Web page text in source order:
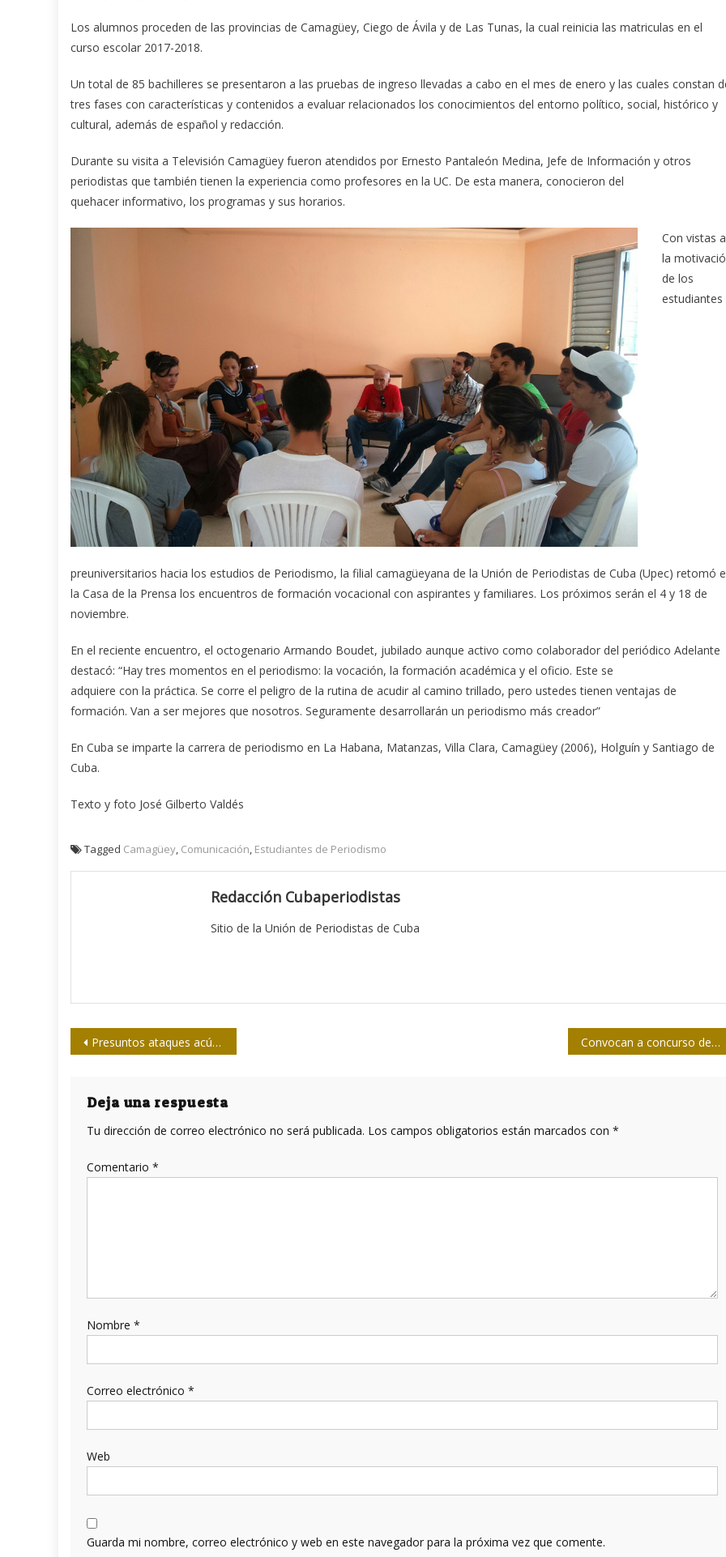
Los alumnos proceden de las provincias de Camagüey, Ciego de Ávila y de Las Tunas, la cual reinicia las matriculas en el
curso escolar 2017-2018.
Un total de 85 bachilleres se presentaron a las pruebas de ingreso llevadas a cabo en el mes de enero y las cuales constan
tres fases con características y contenidos a evaluar relacionados los conocimientos del entorno político, social, histórico y
cultural, además de español y redacción.
Durante su visita a Televisión Camagüey fueron atendidos por Ernesto Pantaleón Medina, Jefe de Información y otros
periodistas que también tienen la experiencia como profesores en la UC. De esta manera, conocieron del
quehacer informativo, los programas y sus horarios.
Con vistas a
la
de los
estudiantes
preuniversitarios hacia los estudios de Periodismo, la filial camagüeyana de la Unión de Periodistas de Cuba (Upec) retomó
la Casa de la Prensa los encuentros de formación vocacional con aspirantes y familiares. Los próximos serán el 4 y 18 de
noviembre.
En el reciente encuentro, el octogenario Armando Boudet, jubilado aunque activo como colaborador del periódico Adelante
destacó: “Hay tres momentos en el periodismo: la vocación, la formación académica y el oficio. Este se
adquiere con la práctica. Se corre el peligro de la rutina de acudir al camino trillado, pero ustedes tienen ventajas de
formación. Van a ser mejores que nosotros. Seguramente desarrollarán un periodismo más creador”
En Cuba se imparte la carrera de periodismo en La Habana, Matanzas, Villa Clara, Camagüey (2006), Holguín y Santiago de
Cuba.
Texto y foto José Gilberto Valdés
Tagged Camagüey, Comunicación, Estudiantes de Periodismo
Redacción Cubaperiodistas
Sitio de la Unión de Periodistas de Cuba
Navegación
entradas
Presuntos ataques acústicos Convocan a concurso de periodismo de salud “Carlos J. Finlay”
Deja una respuesta
Tu dirección de correo electrónico no será publicada. Los campos obligatorios están marcados con *
Comentario *
Nombre *
Correo electrónico *
Web
Guarda mi nombre, correo electrónico y web en este navegador para la próxima vez que comente.